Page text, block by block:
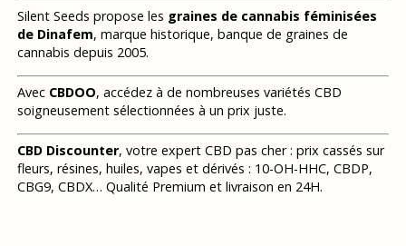
Silent Seeds propose les graines de cannabis féminisées
de Dinafem, marque historique, banque de graines de
cannabis depuis 2005.
Avec CBDOO, accédez à de nombreuses variétés CBD
soigneusement sélectionnées à un prix juste.
CBD Discounter, votre expert CBD pas cher : prix cassés sur
fleurs, résines, huiles, vapes et dérivés : 10-OH-HHC, CBDP,
CBG9, CBDX… Qualité Premium et livraison en 24H.